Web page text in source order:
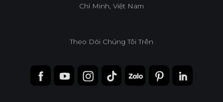
Kích thước(mm) 6 10 12 15
Chí Minh, Việt Nam
Theo Dõi Chúng Tôi Trên